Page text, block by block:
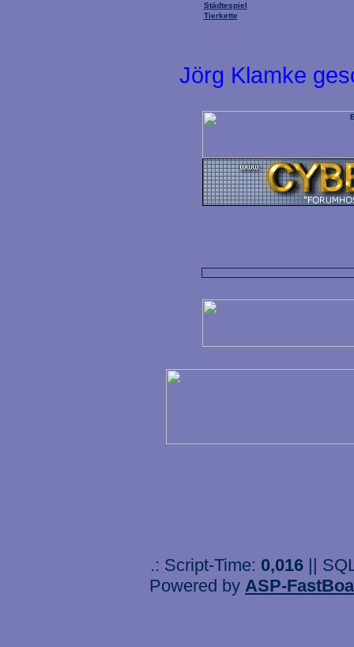
Städtespiel
Tierkette
Jörg Klamke
.: Script-Time: 0,016 ||
Powered by ASP-